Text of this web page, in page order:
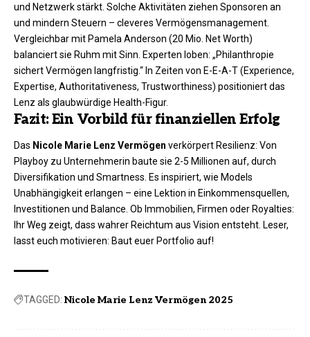
und Netzwerk stärkt. Solche Aktivitäten ziehen Sponsoren an
und mindern Steuern – cleveres Vermögensmanagement.
Vergleichbar mit Pamela Anderson (20 Mio. Net Worth)
balanciert sie Ruhm mit Sinn. Experten loben: „Philanthropie
sichert Vermögen langfristig.“ In Zeiten von E-E-A-T (Experience,
Expertise, Authoritativeness, Trustworthiness) positioniert das
Lenz als glaubwürdige Health-Figur.​
Fazit: Ein Vorbild für finanziellen Erfolg
Das Nicole Marie Lenz Vermögen verkörpert Resilienz: Von
Playboy zu Unternehmerin baute sie 2-5 Millionen auf, durch
Diversifikation und Smartness. Es inspiriert, wie Models
Unabhängigkeit erlangen – eine Lektion in Einkommensquellen,
Investitionen und Balance. Ob Immobilien, Firmen oder Royalties:
Ihr Weg zeigt, dass wahrer Reichtum aus Vision entsteht. Leser,
lasst euch motivieren: Baut euer Portfolio auf!
TAGGED: Nicole Marie Lenz Vermögen 2025